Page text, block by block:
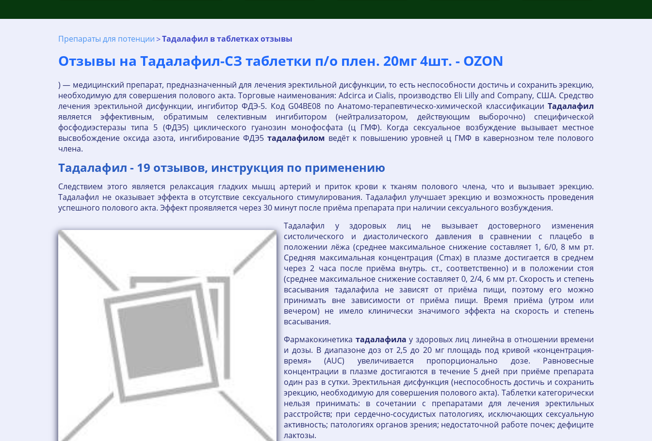
Препараты для потенции Тадалафил в таблетках отзывы
Отзывы на Тадалафил-СЗ таблетки п/о плен. 20мг 4шт. - OZON
) — медицинский препарат, предназначенный для лечения эректильной дисфункции, то есть неспособности достичь и сохранить эрекцию,
необходимую для совершения полового акта. Торговые наименования: Adcirca и Cialis, производство Eli Lilly and Company, США. Средство
лечения эректильной дисфункции, ингибитор ФДЭ-5. Код G04BE08 по Анатомо-терапевтическо-химической классификации Тадалафил
является эффективным, обратимым селективным ингибитором (нейтрализатором, действующим выборочно) специфической
фосфодиэстеразы типа 5 (ФДЭ5) циклического гуанозин монофосфата (ц ГМФ). Когда сексуальное возбуждение вызывает местное
высвобождение оксида азота, ингибирование ФДЭ5 тадалафилом ведёт к повышению уровней ц ГМФ в кавернозном теле полового
члена.
Тадалафил - 19 отзывов, инструкция по применению
Следствием этого является релаксация гладких мышц артерий и приток крови к тканям полового члена, что и вызывает эрекцию.
Тадалафил не оказывает эффекта в отсутствие сексуального стимулирования. Тадалафил улучшает эрекцию и возможность проведения
успешного полового акта. Эффект проявляется через 30 минут после приёма препарата при наличии сексуального возбуждения.
Тадалафил у здоровых лиц не вызывает достоверного изменения
систолического и диастолического давления в сравнении с плацебо в
положении лёжа (среднее максимальное снижение составляет 1, 6/0, 8 мм рт.
Средняя максимальная концентрация (Сmax) в плазме достигается в среднем
через 2 часа после приёма внутрь. ст., соответственно) и в положении стоя
(среднее максимальное снижение составляет 0, 2/4, 6 мм рт. Скорость и степень
всасывания тадалафила не зависят от приёма пищи, поэтому его можно
принимать вне зависимости от приёма пищи. Время приёма (утром или
вечером) не имело клинически значимого эффекта на скорость и степень
всасывания.
Фармакокинетика тадалафила у здоровых лиц линейна в отношении времени
и дозы. В диапазоне доз от 2,5 до 20 мг площадь под кривой «концентрация-
время» (AUC) увеличивается пропорционально дозе. Равновесные
концентрации в плазме достигаются в течение 5 дней при приёме препарата
один раз в сутки. Эректильная дисфункция (неспособность достичь и сохранить
эрекцию, необходимую для совершения полового акта). Таблетки категорически
нельзя принимать: в сочетании с препаратами для лечения эректильных
расстройств; при сердечно-сосудистых патологиях, исключающих сексуальную
активность; патологиях органов зрения; недостаточной работе почек; дефиците
лактозы.